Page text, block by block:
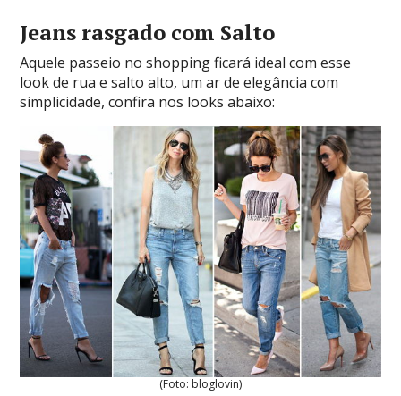
Jeans rasgado com Salto
Aquele passeio no shopping ficará ideal com esse
look de rua e salto alto, um ar de elegância com
simplicidade, confira nos looks abaixo:
(Foto: bloglovin)